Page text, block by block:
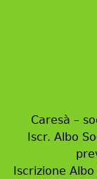
Caresà –
Iscr. Albo
Iscrizione